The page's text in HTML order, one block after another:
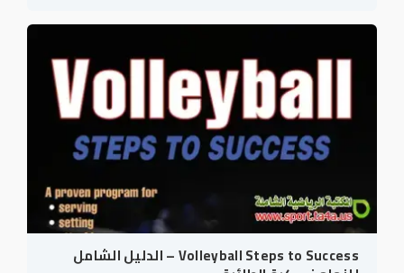
Volleyball Steps to Success – الدليل الشامل